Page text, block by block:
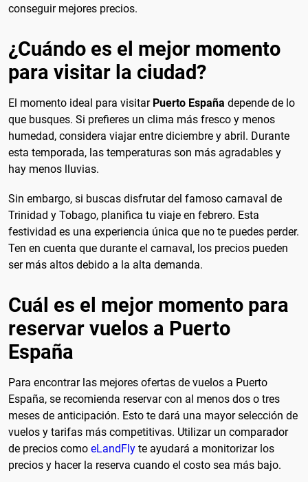
conseguir mejores precios.
¿Cuándo es el mejor momento
para visitar la ciudad?
El momento ideal para visitar Puerto España depende de lo
que busques. Si prefieres un clima más fresco y menos
humedad, considera viajar entre diciembre y abril. Durante
esta temporada, las temperaturas son más agradables y
hay menos lluvias.
Sin embargo, si buscas disfrutar del famoso carnaval de
Trinidad y Tobago, planifica tu viaje en febrero. Esta
festividad es una experiencia única que no te puedes perder.
Ten en cuenta que durante el carnaval, los precios pueden
ser más altos debido a la alta demanda.
Cuál es el mejor momento para
reservar vuelos a Puerto
España
Para encontrar las mejores ofertas de vuelos a Puerto
España, se recomienda reservar con al menos dos o tres
meses de anticipación. Esto te dará una mayor selección de
vuelos y tarifas más competitivas. Utilizar un comparador
de precios como eLandFly te ayudará a monitorizar los
precios y hacer la reserva cuando el costo sea más bajo.